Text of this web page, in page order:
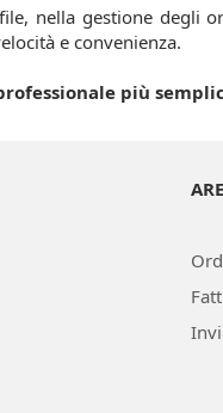
nella gestione degli
e convenienza.
più